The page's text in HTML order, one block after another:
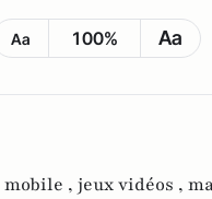
Aa 100% Aa
mobile , jeux vidéos ,